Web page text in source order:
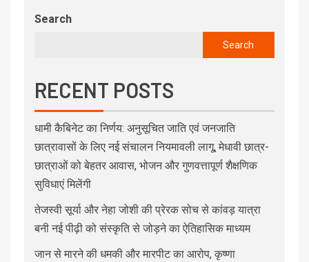
Search
Search
RECENT POSTS
धामी कैबिनेट का निर्णय: अनुसूचित जाति एवं जनजाति
छात्रावासों के लिए नई संचालन नियमावली लागू, मेधावी छात्र-
छात्राओं को बेहतर आवास, भोजन और गुणवत्तापूर्ण शैक्षणिक
सुविधाएं मिलेंगी
तेजस्वी सूर्या और नेहा जोशी की प्रेरक सोच से कांवड़ यात्रा
बनी नई पीढ़ी को संस्कृति से जोड़ने का ऐतिहासिक माध्यम
जान से मारने की धमकी और मारपीट का आरोप, कृष्णा